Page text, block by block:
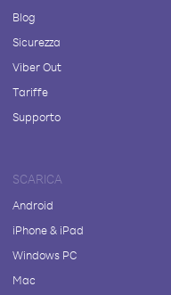
Blog
Sicurezza
Viber Out
Tariffe
Supporto
SCARICA
Android
iPhone & iPad
Windows PC
Mac